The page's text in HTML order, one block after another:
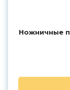
Ножничные